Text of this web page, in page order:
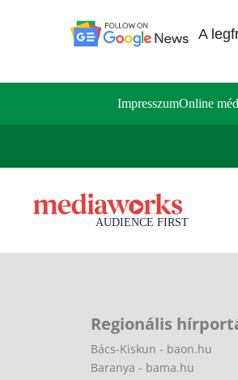
A
ImpresszumOnline
Regionális
Bács-Kiskun - baon.hu
Baranya - bama.hu